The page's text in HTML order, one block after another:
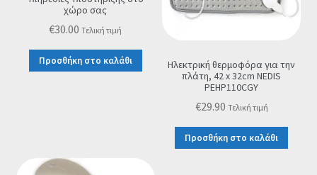
χώρο σας
€30.00 Τελική τιμή
Προσθήκη στο καλάθι
Ηλεκτρική θερμοφόρα για την
πλάτη, 42 x 32cm NEDIS
PEHP110CGY
€29.90 Τελική τιμή
Προσθήκη στο καλάθι